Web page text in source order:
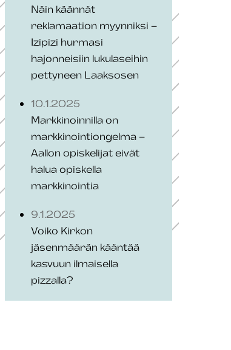
Näin käännät
reklamaation myynniksi –
Izipizi hurmasi
hajonneisiin lukulaseihin
pettyneen Laaksosen
10.1.2025
Markkinoinnilla on
markkinointiongelma –
Aallon opiskelijat eivät
halua opiskella
markkinointia
9.1.2025
Voiko Kirkon
jäsenmäärän kääntää
kasvuun ilmaisella
pizzalla?